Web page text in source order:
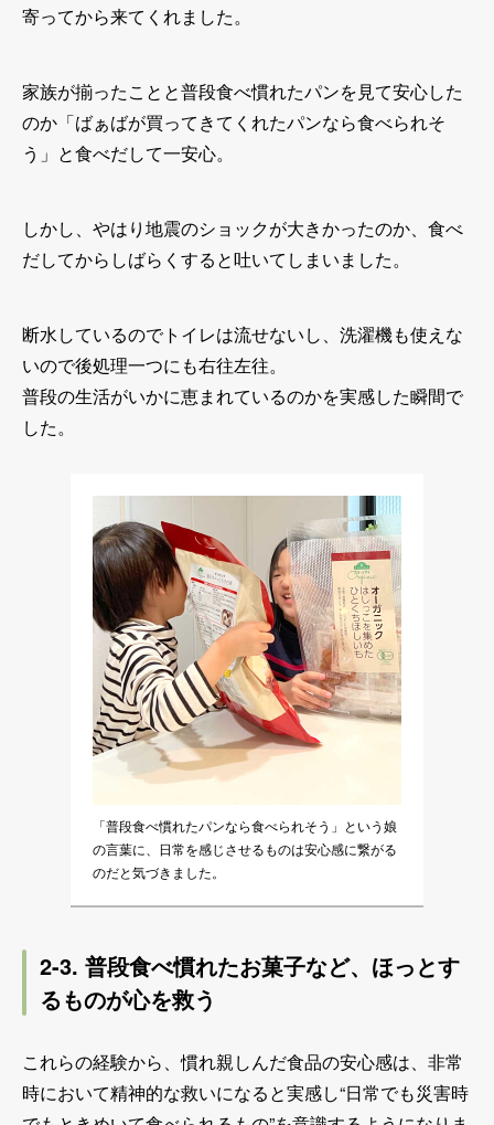
寄ってから来てくれました。
家族が揃ったことと普段食べ慣れたパンを見て安心した
のか「ばぁばが買ってきてくれたパンなら食べられそ
う」と食べだして一安心。
しかし、やはり地震のショックが大きかったのか、食べ
だしてからしばらくすると吐いてしまいました。
断水しているのでトイレは流せないし、洗濯機も使えな
いので後処理一つにも右往左往。
普段の生活がいかに恵まれているのかを実感した瞬間で
した。
「普段食べ慣れたパンなら食べられそう」という娘
の言葉に、日常を感じさせるものは安心感に繋がる
のだと気づきました。
2-3. 普段食べ慣れたお菓子など、ほっとす
るものが心を救う
これらの経験から、慣れ親しんだ食品の安心感は、非常
時において精神的な救いになると実感し“日常でも災害時